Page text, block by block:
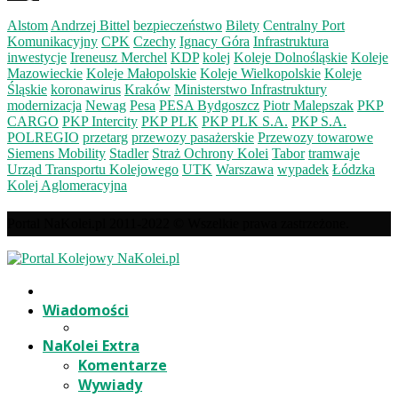
Alstom Andrzej Bittel bezpieczeństwo Bilety Centralny Port
Komunikacyjny CPK Czechy Ignacy Góra Infrastruktura
inwestycje Ireneusz Merchel KDP kolej Koleje Dolnośląskie Koleje
Mazowieckie Koleje Małopolskie Koleje Wielkopolskie Koleje
Śląskie koronawirus Kraków Ministerstwo Infrastruktury
modernizacja Newag Pesa PESA Bydgoszcz Piotr Malepszak PKP
CARGO PKP Intercity PKP PLK PKP PLK S.A. PKP S.A.
POLREGIO przetarg przewozy pasażerskie Przewozy towarowe
Siemens Mobility Stadler Straż Ochrony Kolei Tabor tramwaje
Urząd Transportu Kolejowego UTK Warszawa wypadek Łódzka
Kolej Aglomeracyjna
Wiadomości
NaKolei Extra
Komentarze
Wywiady